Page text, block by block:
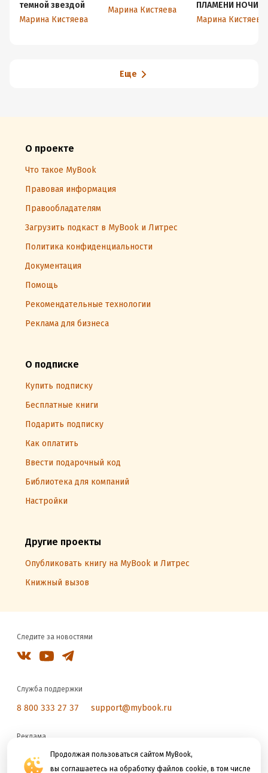
Продолжая пользоваться сайтом MyBook,
вы соглашаетесь на обработку файлов cookie, в том числе
темной звездой
Марина Кистяева
Марина Кистяева
ПЛАМЕНИ НОЧИ
Марина Кистяева
Еще
О проекте
Что такое MyBook
Правовая информация
Правообладателям
Загрузить подкаст в MyBook и Литрес
Политика конфиденциальности
Документация
Помощь
Рекомендательные технологии
Реклама для бизнеса
О подписке
Купить подписку
Бесплатные книги
Подарить подписку
Как оплатить
Ввести подарочный код
Библиотека для компаний
Настройки
Другие проекты
Опубликовать книгу на MyBook и Литрес
Книжный вызов
Следите за новостями
Служба поддержки
8 800 333 27 37 support@mybook.ru
Реклама
reklama@litres.ru